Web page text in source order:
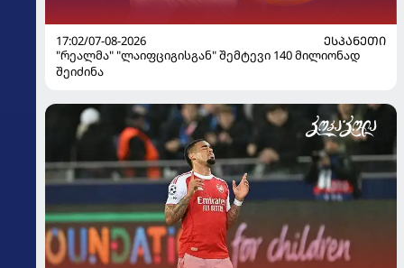
17:02/07-08-2026
ᲔᲡᲞᲐᲜᲔᲗᲘ
"რეალმა" "ლაიფციგისგან" შემტევი 140 მილიონად
შეიძინა